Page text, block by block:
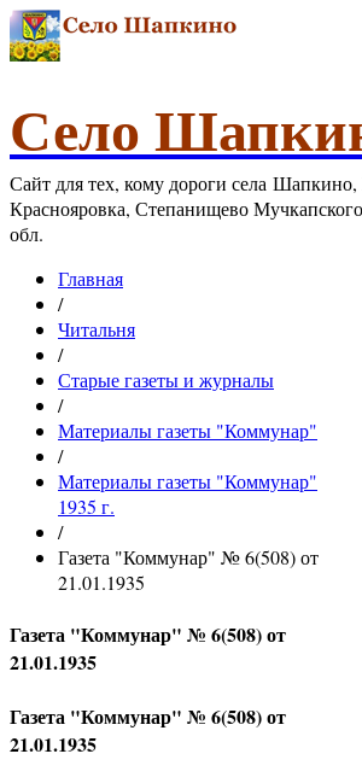
Село
Сайт для тех, кому дороги села
Краснояровка, Степанищево
обл.
Главная
/
Читальня
/
Старые газеты и журналы
/
Материалы газеты "Коммунар"
/
Материалы газеты "Коммунар"
1935 г.
/
Газета "Коммунар" № 6(508) от
21.01.1935
Газета "Коммунар" № 6(508) от
21.01.1935
Газета "Коммунар" № 6(508) от
21.01.1935